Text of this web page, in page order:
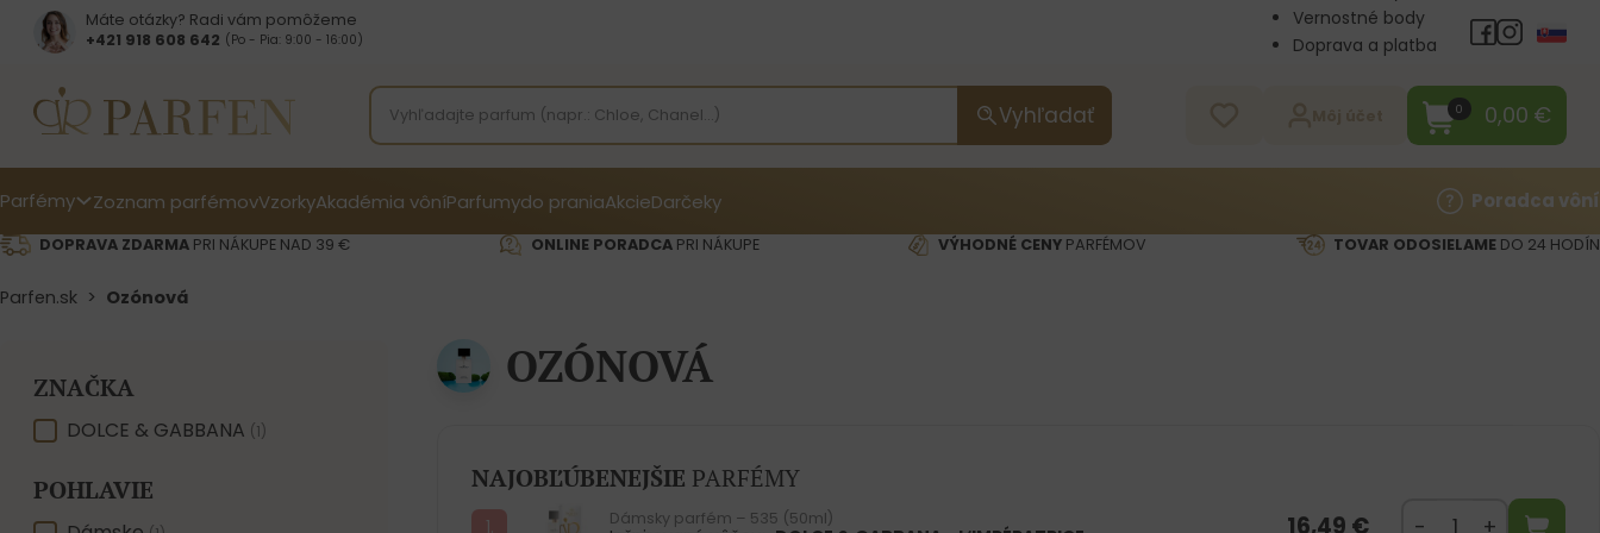
Máte otázky? Radi vám pomôžeme
+421 918 608 642‬ (Po - Pia: 9:00 - 16:00)
Vernostné body
Doprava a platba
Vyhľadať 0 0,00 €
Parfémy Zoznam parfémovVzorkyAkadémia vôníParfumydo praniaAkcieDarčeky Poradca vôní
DOPRAVA ZDARMA PRI NÁKUPE NAD 39 € ONLINE PORADCAPRI NÁKUPE VÝHODNÉ CENYPARFÉMOV TOVAR ODOSIELAME DO 24 HODÍN
Parfen.sk > Ozónová
ZNAČKA
ZNAČKA
DOLCE & GABBANA (1)
POHLAVIE
OZÓNOVÁ
NAJOBĽÚBENEJŠIE PARFÉMY
Dámsky parfém – 535 (50ml)